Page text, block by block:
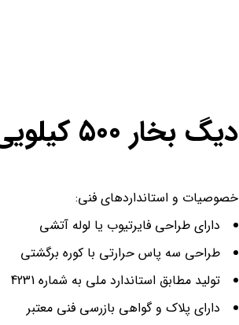
دیگ بخار 500 کیلویی
خصوصیات و استانداردهای فنی:
دارای طراحی فایرتیوب یا لوله آتشی
طراحی سه پاس حرارتی با کوره برگشتی
تولید مطابق استاندارد ملی به شماره 4231
دارای پلاک و گواهی بازرسی فنی معتبر